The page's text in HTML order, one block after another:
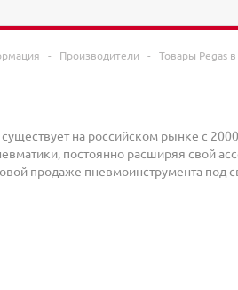
- Производители - Товары Pegas
на российском рынке с
постоянно расширяя свой
продаже пневмоинструмента под